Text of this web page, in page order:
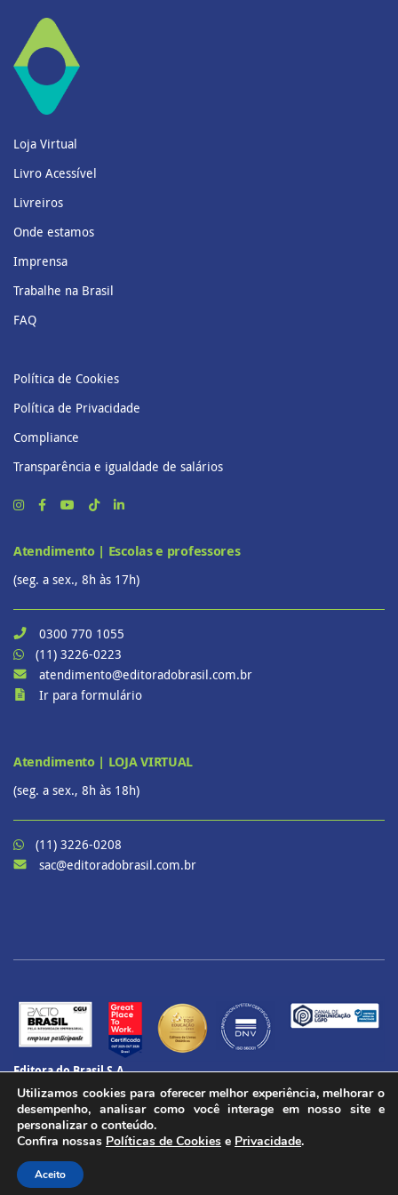
Loja Virtual
Livro Acessível
Livreiros
Onde estamos
Imprensa
Trabalhe na Brasil
FAQ
Política de Cookies
Política de Privacidade
Compliance
Transparência e igualdade de salários
Atendimento | Escolas e professores
(seg. a sex., 8h às 17h)
0300 770 1055
(11) 3226-0223
atendimento@editoradobrasil.com.br
Ir para formulário
Atendimento | LOJA VIRTUAL
(seg. a sex., 8h às 18h)
(11) 3226-0208
sac@editoradobrasil.com.br
Editora do Brasil S.A.
CNPJ: 60.657.574/0001-69
CENU – Avenida das Nações Unidas, 12901 – Torre Oeste, 20º andar
Brooklin Paulista, São Paulo - SP
CEP 04578-910
Todos os direitos reservados.
Utilizamos cookies para oferecer melhor experiência, melhorar o
desempenho, analisar como você interage em nosso site e
personalizar o conteúdo.
Confira nossas Políticas de Cookies e Privacidade.
Aceito